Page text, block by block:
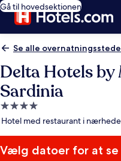
Gå til hovedsektionen
Se alle
Delta Hotels
Sardinia
4.0-
stjernet
Hotel med restaurant i
Vælg datoer for at se